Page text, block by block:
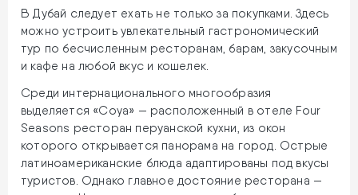
В Дубай следует ехать не только за покупками. Здесь
можно устроить увлекательный гастрономический
тур по бесчисленным ресторанам, барам, закусочным
и кафе на любой вкус и кошелек.
Среди интернационального многообразия
выделяется «Coya» — расположенный в отеле Four
Seasons ресторан перуанской кухни, из окон
которого открывается панорама на город. Острые
латиноамериканские блюда адаптированы под вкусы
туристов. Однако главное достояние ресторана —